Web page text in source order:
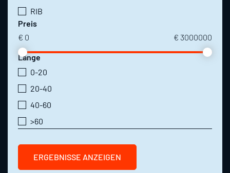
RIB
Preis
€ 0 € 3000000
Länge
0-20
20-40
40-60
>60
ERGEBNISSE ANZEIGEN